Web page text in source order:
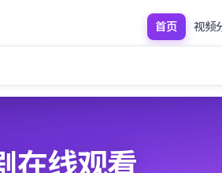
首页 视频